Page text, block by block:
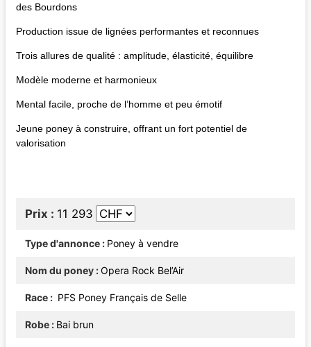
des Bourdons
Production issue de lignées performantes et reconnues
Trois allures de qualité : amplitude, élasticité, équilibre
Modèle moderne et harmonieux
Mental facile, proche de l’homme et peu émotif
Jeune poney à construire, offrant un fort potentiel de
valorisation
Prix 11 293
Type d'annonce Poney à vendre
Nom du poney Opera Rock Bel’Air
Race PFS Poney Français de Selle
Robe Bai brun